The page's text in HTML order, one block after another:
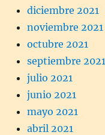
diciembre 2021
noviembre 2021
octubre 2021
septiembre 2021
julio 2021
junio 2021
mayo 2021
abril 2021